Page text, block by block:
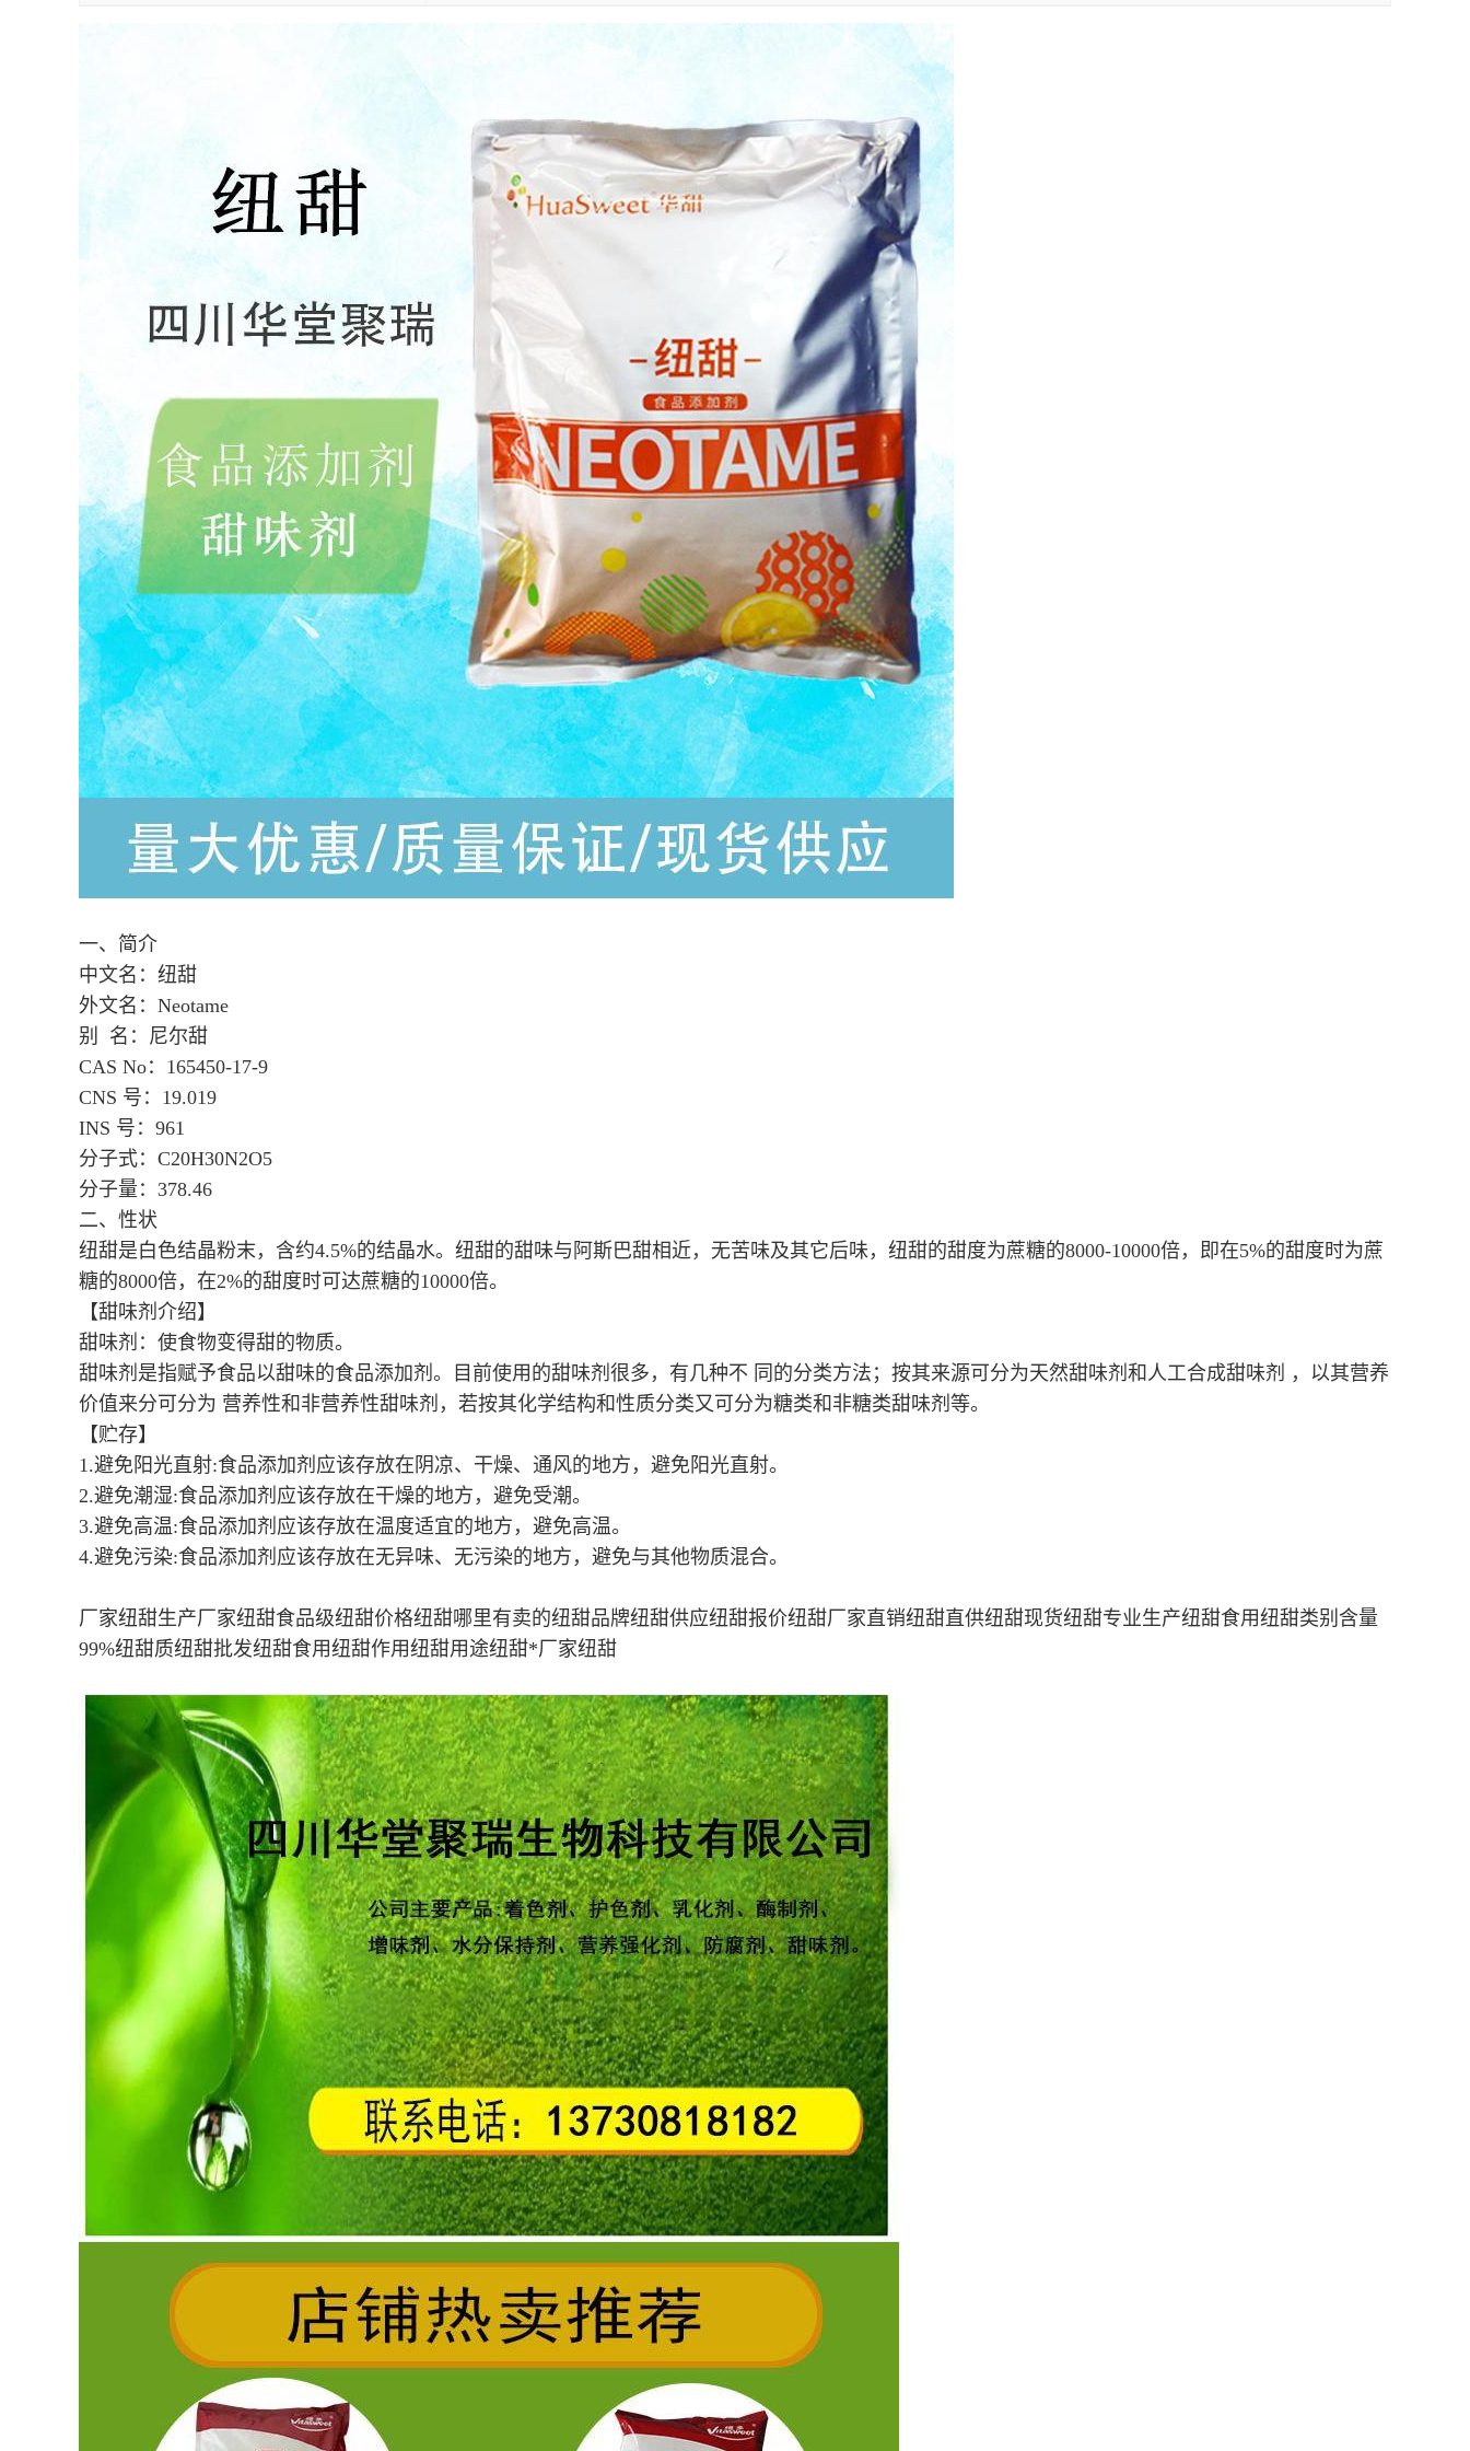
一、简介
中文名：纽甜
外文名：Neotame
别 名：尼尔甜
CAS No：165450-17-9
CNS 号：19.019
INS 号：961
分子式：C20H30N2O5
分子量：378.46
二、性状
纽甜是白色结晶粉末，含约4.5%的结晶水。纽甜的甜味与阿斯巴甜相近，无苦味及其它后味，纽甜的甜度为蔗糖的8000-10000倍，即在5%的甜度时为蔗
糖的8000倍，在2%的甜度时可达蔗糖的10000倍。
【甜味剂介绍】
甜味剂：使食物变得甜的物质。
甜味剂是指赋予食品以甜味的食品添加剂。目前使用的甜味剂很多，有几种不 同的分类方法；按其来源可分为天然甜味剂和人工合成甜味剂 ，以其营养
价值来分可分为 营养性和非营养性甜味剂，若按其化学结构和性质分类又可分为糖类和非糖类甜味剂等。
【贮存】
1.避免阳光直射:食品添加剂应该存放在阴凉、干燥、通风的地方，避免阳光直射。
2.避免潮湿:食品添加剂应该存放在干燥的地方，避免受潮。
3.避免高温:食品添加剂应该存放在温度适宜的地方，避免高温。
4.避免污染:食品添加剂应该存放在无异味、无污染的地方，避免与其他物质混合。
厂家纽甜生产厂家纽甜食品级纽甜价格纽甜哪里有卖的纽甜品牌纽甜供应纽甜报价纽甜厂家直销纽甜直供纽甜现货纽甜专业生产纽甜食用纽甜类别含量
99%纽甜质纽甜批发纽甜食用纽甜作用纽甜用途纽甜*厂家纽甜